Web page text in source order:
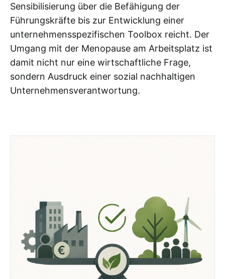
Sensibilisierung über die Befähigung der
Führungskräfte bis zur Entwicklung einer
unternehmensspezifischen Toolbox reicht. Der
Umgang mit der Menopause am Arbeitsplatz ist
damit nicht nur eine wirtschaftliche Frage,
sondern Ausdruck einer sozial nachhaltigen
Unternehmensverantwortung.